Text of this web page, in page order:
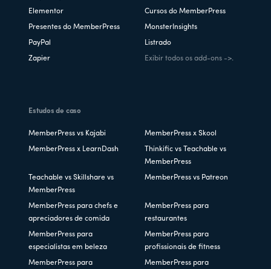
Elementor Cursos do MemberPress
Presentes do MemberPress MonsterInsights
PayPal Listrado
Zapier Exibir todos os add-ons ->.
Estudos de caso
MemberPress vs Kajabi MemberPress x Skool
MemberPress x LearnDash
Thinkific vs Teachable vs
MemberPress
Teachable vs Skillshare vs
MemberPress
MemberPress vs Patreon
MemberPress para chefs e
apreciadores de comida
MemberPress para
restaurantes
MemberPress para
especialistas em beleza
MemberPress para
profissionais de fitness
MemberPress para
MemberPress para